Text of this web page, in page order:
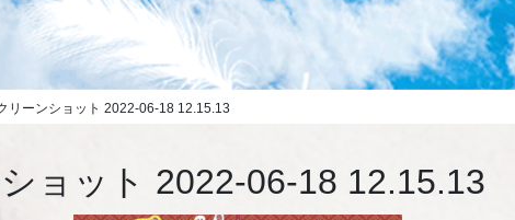
リーンショット 2022-06-18 12.15.13
ョット 2022-06-18 12.15.13